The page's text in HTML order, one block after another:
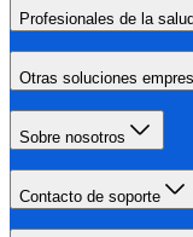
Profesionales de la salud
Otras soluciones
Sobre nosotros
Contacto de soporte